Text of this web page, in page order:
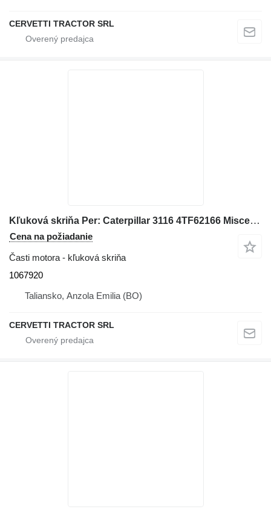
CERVETTI TRACTOR SRL
Kľuková skriňa Per: Caterpillar 3116 4TF62166 Misce 1067920 na kolesového nakladača Caterpillar 928G IT28G
Cena na požiadanie
Časti motora - kľuková skriňa
1067920
Taliansko, Anzola Emilia (BO)
CERVETTI TRACTOR SRL